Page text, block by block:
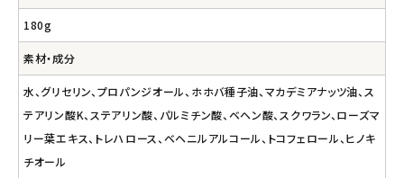
180g
素材・成分
水、グリセリン、プロパンジオール、ホホバ種子油、マカデミアナッツ油、ス
テアリン酸K、ステアリン酸、パルミチン酸、ベヘン酸、スクワラン、ローズマ
リー葉エキス、トレハロース、ベヘニルアルコール、トコフェロール、ヒノキ
チオール